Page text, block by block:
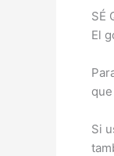
SÉ
El
Si